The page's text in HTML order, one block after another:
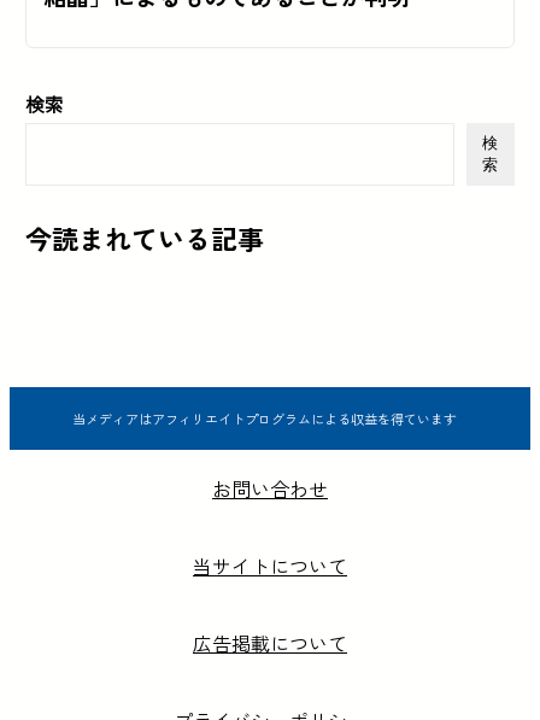
検索
検
索
今読まれている記事
当メディアはアフィリエイトプログラムによる収益を得ています
お問い合わせ
当サイトについて
広告掲載について